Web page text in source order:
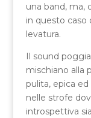
una band, ma,
in questo caso
levatura.
Il sound
mischiano alla
pulita, epica ed
nelle strofe
introspettiva